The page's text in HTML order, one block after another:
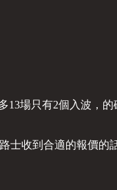
場只有2個入波，
收到合適的報價的